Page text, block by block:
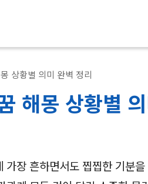
상황별 의미 완벽 정리
해몽 상황별
가장 흔하면서도 찝찝한 기분